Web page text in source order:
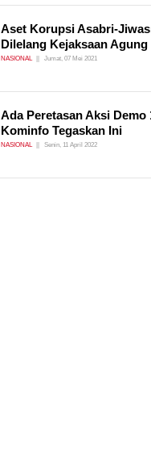
Aset Korupsi Asabri-
Dilelang Kejaksaan Agung
NASIONAL Jumat, 07 Mei 2021
Ada Peretasan Aksi Demo
Kominfo Tegaskan Ini
NASIONAL Senin, 11 April 2022